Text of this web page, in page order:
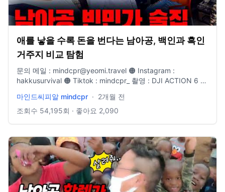
애를 낳을 수록 돈을 번다는 남아공, 백인과 흑인
거주지 비교 탐험
문의 메일 : mindcpr@yeomi.travel 🟠 Instagram :
hakkusurvival 🟠 Tiktok : mindcpr_ 촬영 : DJI ACTION 6 /
Macbook 14" / Premiere Pro 2025
마인드씨피알 mindcpr · 2개월 전
조회수 54,195회 · 좋아요 2,090